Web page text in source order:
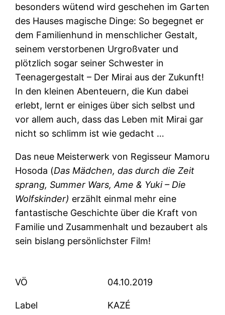
besonders wütend wird geschehen im Garten
des Hauses magische Dinge: So begegnet er
dem Familienhund in menschlicher Gestalt,
seinem verstorbenen Urgroßvater und
plötzlich sogar seiner Schwester in
Teenagergestalt – Der Mirai aus der Zukunft!
In den kleinen Abenteuern, die Kun dabei
erlebt, lernt er einiges über sich selbst und
vor allem auch, dass das Leben mit Mirai gar
nicht so schlimm ist wie gedacht …
Das neue Meisterwerk von Regisseur Mamoru
Hosoda (Das Mädchen, das durch die Zeit
sprang, Summer Wars, Ame & Yuki – Die
Wolfskinder) erzählt einmal mehr eine
fantastische Geschichte über die Kraft von
Familie und Zusammenhalt und bezaubert als
sein bislang persönlichster Film!
VÖ 04.10.2019
Label KAZÉ